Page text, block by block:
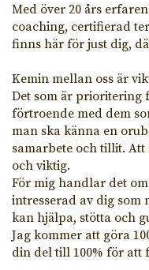
Med över 20 års
coaching, certifierad
finns här för just dig,
Kemin mellan oss är
Det som är prioritering
förtroende med dem
man ska känna en
samarbete och tillit.
och viktig.
För mig handlar det
intresserad av dig som
kan hjälpa, stötta och
Jag kommer att göra
din del till 100% för att